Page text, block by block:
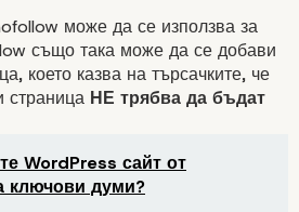
може да се използва за
също така може да се добави
което казва на търсачките, че
страница НЕ трябва да бъдат
WordPress сайт от
ключови думи?